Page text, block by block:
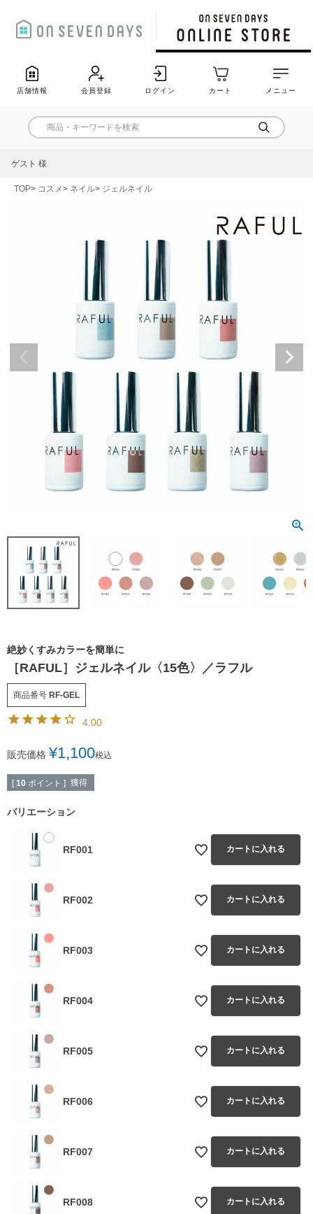
店舗情報 会員登録 ログイン カート メニュー
ゲスト 様
TOP コスメ ネイル ジェルネイル
絶妙くすみカラーを簡単に
［RAFUL］ジェルネイル〈15色〉／ラフル
商品番号 RF-GEL
4.00
販売価格 ¥1,100税込
[ 10 ポイント ] 獲得
バリエーション
RF001 カートに入れる
RF002 カートに入れる
RF003 カートに入れる
RF004 カートに入れる
RF005 カートに入れる
RF006 カートに入れる
RF007 カートに入れる
RF008 カートに入れる